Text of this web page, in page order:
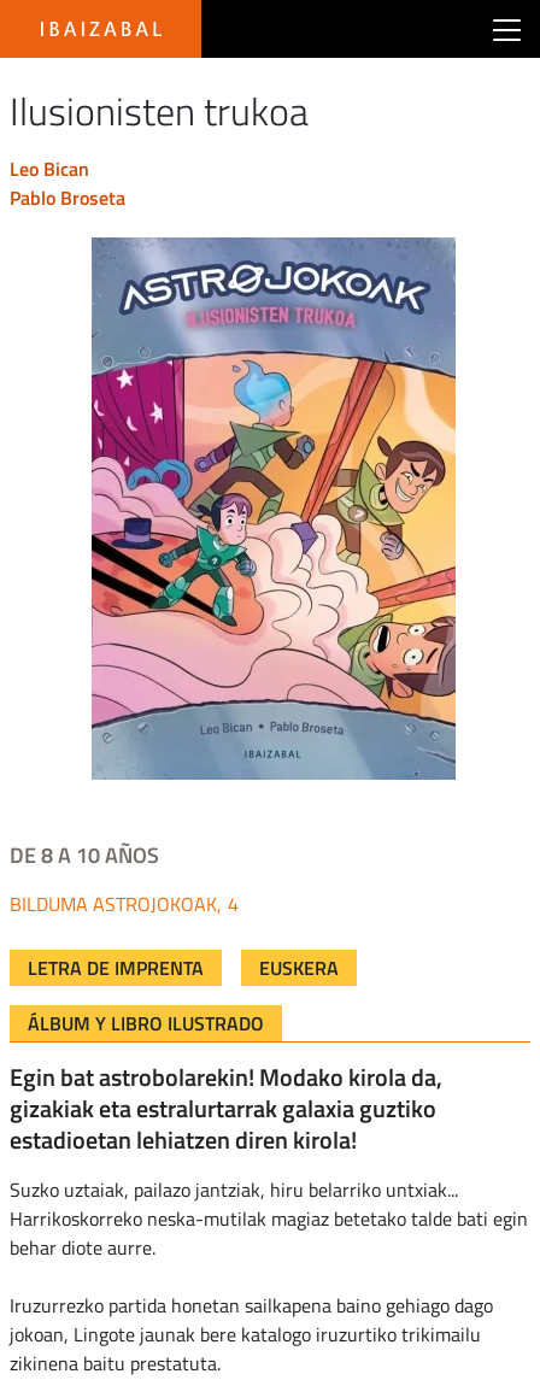
Ilusionisten trukoa
leo bican
pablo broseta
DE 8 A 10 AÑOS
ASTROJOKOAK 4
LETRA DE IMPRENTA
EUSKERA
ÁLBUM Y LIBRO ILUSTRADO
Egin bat astrobolarekin! Modako kirola da,
gizakiak eta estralurtarrak galaxia guztiko
estadioetan lehiatzen diren kirola!
Suzko uztaiak, pailazo jantziak, hiru belarriko untxiak...
Harrikoskorreko neska-mutilak magiaz betetako talde bati egin
behar diote aurre.
Iruzurrezko partida honetan sailkapena baino gehiago dago
jokoan, Lingote jaunak bere katalogo iruzurtiko trikimailu
zikinena baitu prestatuta.